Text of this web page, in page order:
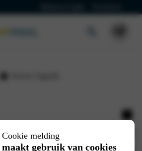
Cookie melding
maakt gebruik van cookies
locatie